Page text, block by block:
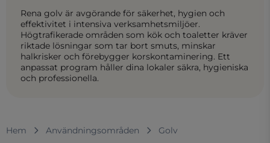
Rena golv är avgörande för säkerhet, hygien och
effektivitet i intensiva verksamhetsmiljöer.
Högtrafikerade områden som kök och toaletter kräver
riktade lösningar som tar bort smuts, minskar
halkrisker och förebygger korskontaminering. Ett
anpassat program håller dina lokaler säkra, hygieniska
och professionella.
Hem Användningsområden Golv